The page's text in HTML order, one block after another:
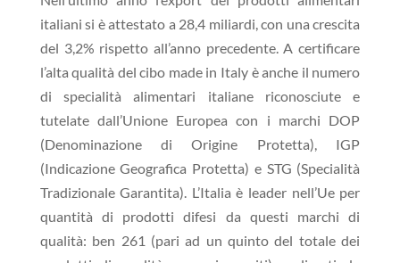
italiani si è attestato a 28,4 miliardi, con una crescita
del 3,2% rispetto all’anno precedente. A certificare
l’alta qualità del cibo made in Italy è anche il numero
di specialità alimentari italiane riconosciute e
tutelate dall’Unione Europea con i marchi DOP
(Denominazione di Origine Protetta), IGP
(Indicazione Geografica Protetta) e STG (Specialità
Tradizionale Garantita). L’Italia è leader nell’Ue per
quantità di prodotti difesi da questi marchi di
qualità: ben 261 (pari ad un quinto del totale dei